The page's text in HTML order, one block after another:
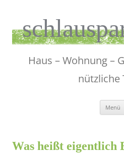
Haus – Wohnung –
nützliche
Menü
Was heißt eigentlich